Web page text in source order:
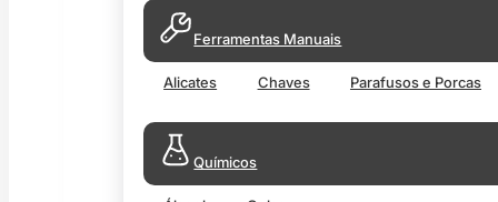
Ferramentas Manuais
Alicates Chaves Parafusos e Porcas
Químicos